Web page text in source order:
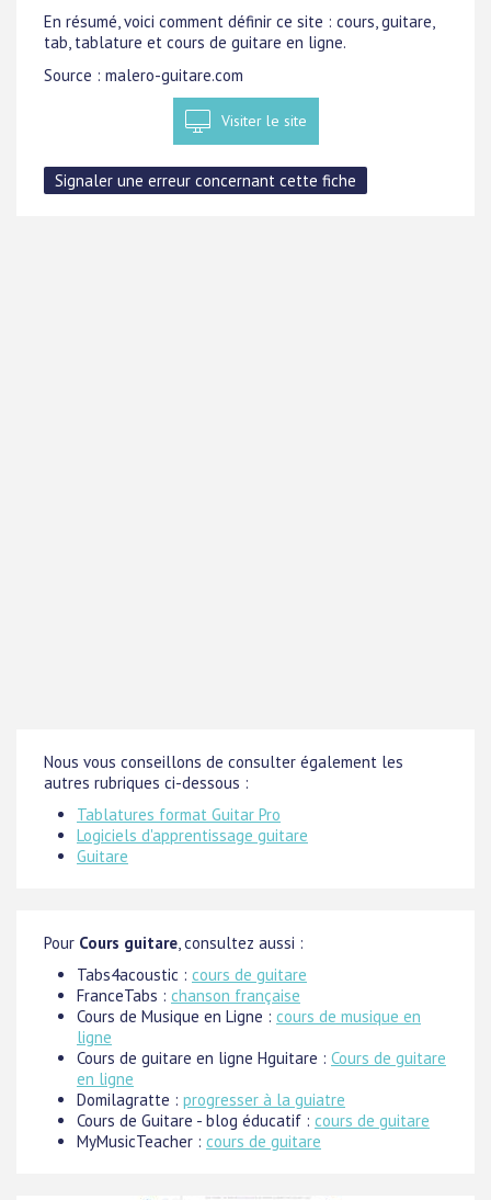
En résumé, voici comment définir ce site : cours, guitare,
tab, tablature et cours de guitare en ligne.
Source : malero-guitare.com
Visiter le site
Nous vous conseillons de consulter également les
autres rubriques ci-dessous :
Tablatures format Guitar Pro
Logiciels d'apprentissage guitare
Guitare
Pour Cours guitare, consultez aussi :
Tabs4acoustic : cours de guitare
FranceTabs : chanson française
Cours de Musique en Ligne : cours de musique en
ligne
Cours de guitare en ligne Hguitare : Cours de guitare
en ligne
Domilagratte : progresser à la guiatre
Cours de Guitare - blog éducatif : cours de guitare
MyMusicTeacher : cours de guitare